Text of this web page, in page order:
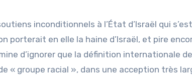
inconditionnels à l’État d’Israël qui
porterait en elle la haine d’Israël, et pire
d’ignorer que la définition internationale
« groupe racial », dans une acception très